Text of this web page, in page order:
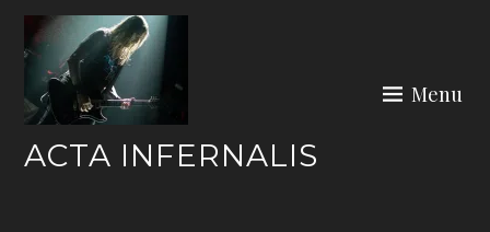
Skip
content
ACTA INFERNALIS
Menu